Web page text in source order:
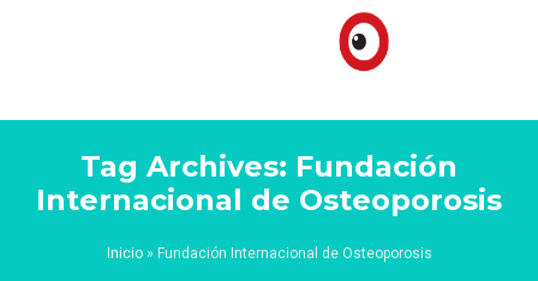
Tag Archives: Fundación
Internacional de Osteoporosis
Inicio» Fundación Internacional de Osteoporosis